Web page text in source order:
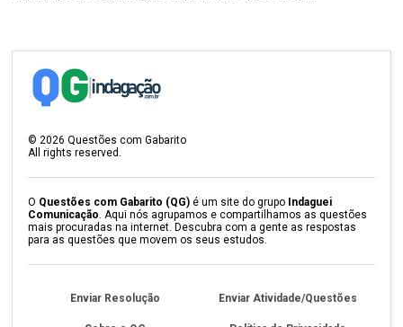
© 2026 Questões com Gabarito
All rights reserved.
O Questões com Gabarito (QG) é um site do grupo Indaguei
Comunicação . Aqui nós agrupamos e compartilhamos as questões
mais procuradas na internet. Descubra com a gente as respostas
para as questões que movem os seus estudos.
Enviar Resolução Enviar Atividade/Questões